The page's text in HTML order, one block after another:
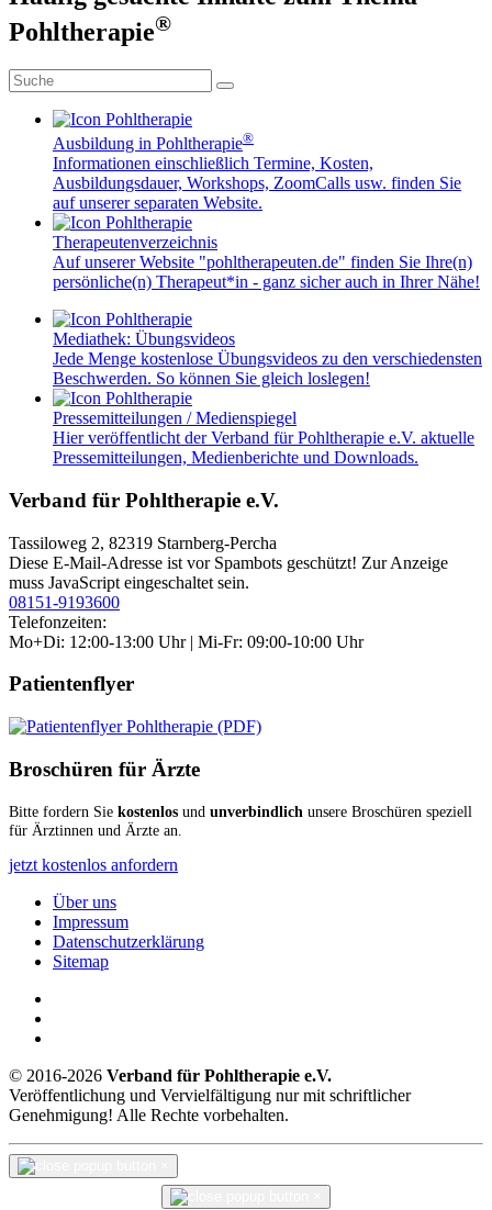
Pohltherapie®
Ausbildung in Pohltherapie®
Informationen einschließlich Termine, Kosten,
Ausbildungsdauer, Workshops, ZoomCalls usw. finden Sie
auf unserer separaten Website.
Therapeutenverzeichnis
Auf unserer Website "pohltherapeuten.de" finden Sie Ihre(n)
persönliche(n) Therapeut*in - ganz sicher auch in Ihrer Nähe!
Mediathek: Übungsvideos
Jede Menge kostenlose Übungsvideos zu den verschiedensten
Beschwerden. So können Sie gleich loslegen!
Pressemitteilungen / Medienspiegel
Hier veröffentlicht der Verband für Pohltherapie e.V. aktuelle
Pressemitteilungen, Medienberichte und Downloads.
Verband für Pohltherapie e.V.
Tassiloweg 2, 82319 Starnberg-Percha
Diese E-Mail-Adresse ist vor Spambots geschützt! Zur Anzeige
muss JavaScript eingeschaltet sein.
08151-9193600
Telefonzeiten:
Mo+Di: 12:00-13:00 Uhr | Mi-Fr: 09:00-10:00 Uhr
Patientenflyer
Broschüren für Ärzte
Bitte fordern Sie kostenlos und unverbindlich unsere Broschüren speziell
für Ärztinnen und Ärzte an.
jetzt kostenlos anfordern
Über uns
Impressum
Datenschutzerklärung
Sitemap
© 2016-2026 Verband für Pohltherapie e.V.
Veröffentlichung und Vervielfältigung nur mit schriftlicher
Genehmigung! Alle Rechte vorbehalten.